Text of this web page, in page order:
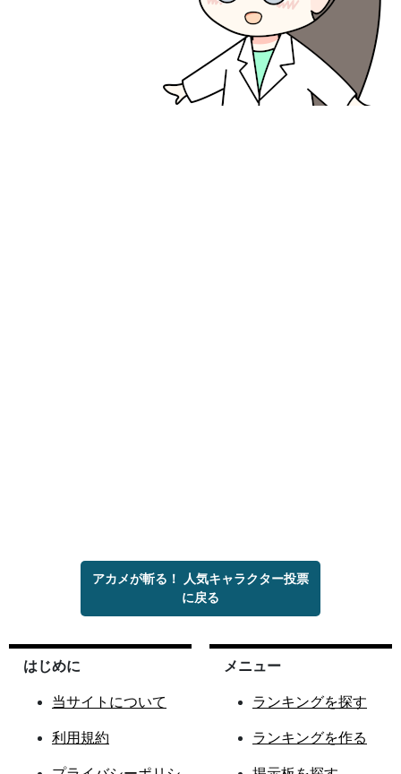
アカメが斬る！ 人気キャラクター投票
に戻る
はじめに
当サイトについて
利用規約
メニュー
ランキングを探す
ランキングを作る